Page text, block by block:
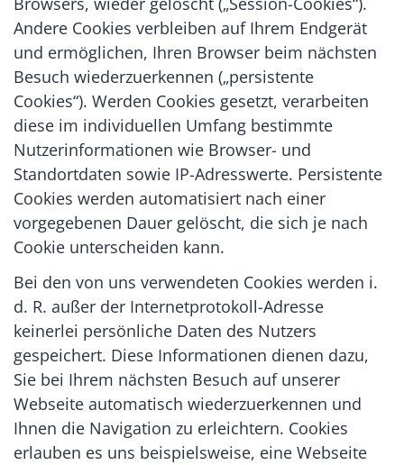
Andere Cookies verbleiben auf Ihrem Endgerät
und ermöglichen, Ihren Browser beim nächsten
Besuch wiederzuerkennen („persistente
Cookies“). Werden Cookies gesetzt, verarbeiten
diese im individuellen Umfang bestimmte
Nutzerinformationen wie Browser- und
Standortdaten sowie IP-Adresswerte. Persistente
Cookies werden automatisiert nach einer
vorgegebenen Dauer gelöscht, die sich je nach
Cookie unterscheiden kann.
Bei den von uns verwendeten Cookies werden i.
d. R. außer der Internetprotokoll-Adresse
keinerlei persönliche Daten des Nutzers
gespeichert. Diese Informationen dienen dazu,
Sie bei Ihrem nächsten Besuch auf unserer
Webseite automatisch wiederzuerkennen und
Ihnen die Navigation zu erleichtern. Cookies
erlauben es uns beispielsweise, eine Webseite